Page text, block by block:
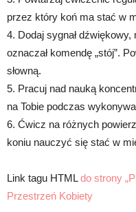
przez który koń ma stać w
4. Dodaj sygnał
oznaczał komendę „stój”.
słowną.
5. Pracuj nad nauką
na Tobie podczas
6. Ćwicz na różnych
koniu nauczyć się stać w
Link tagu HTMLdo strony
Przestrzeń Kobiety